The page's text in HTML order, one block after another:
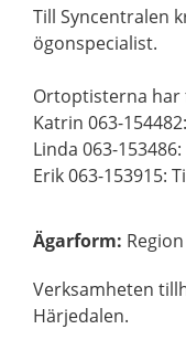
Till Syncentralen
ögonspecialist.
Ortoptisterna
Katrin 063-
Linda 063-
Erik 063-153915:
Ägarform: Region
Verksamheten
Härjedalen.